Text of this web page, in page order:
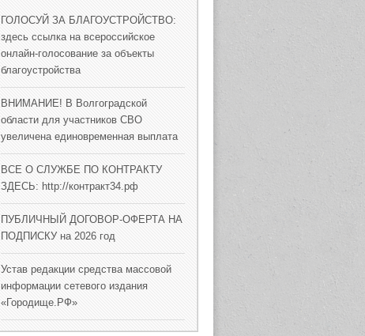
ГОЛОСУЙ ЗА БЛАГОУСТРОЙСТВО:
здесь ссылка на всероссийское
онлайн-голосование за объекты
благоустройства
ВНИМАНИЕ! В Волгоградской
области для участников СВО
увеличена единовременная выплата
ВСЕ О СЛУЖБЕ ПО КОНТРАКТУ
ЗДЕСЬ: http://контракт34.рф
ПУБЛИЧНЫЙ ДОГОВОР-ОФЕРТА НА
ПОДПИСКУ на 2026 год
Устав редакции средства массовой
информации сетевого издания
«Городище.РФ»